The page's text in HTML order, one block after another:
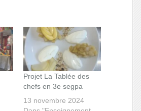
Projet La Tablée des
chefs en 3e segpa
13 novembre 2024